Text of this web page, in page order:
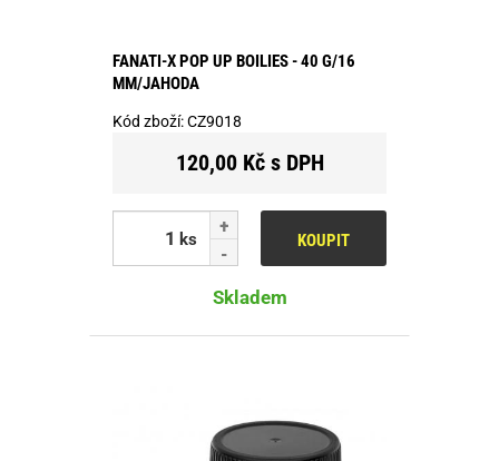
FANATI-X POP UP BOILIES - 40 G/16
MM/JAHODA
Kód zboží:CZ9018
120,00 Kč s DPH
ks KOUPIT
Skladem